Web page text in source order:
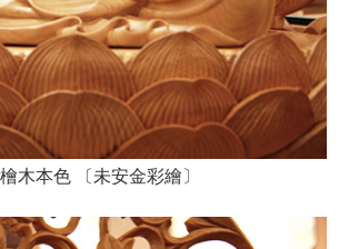
檜木本色 〔未安金彩繪〕